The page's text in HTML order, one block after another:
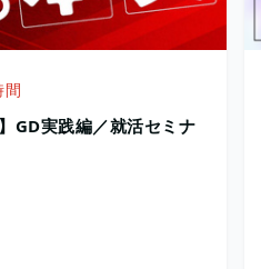
間
GD実践編／就活セミナ